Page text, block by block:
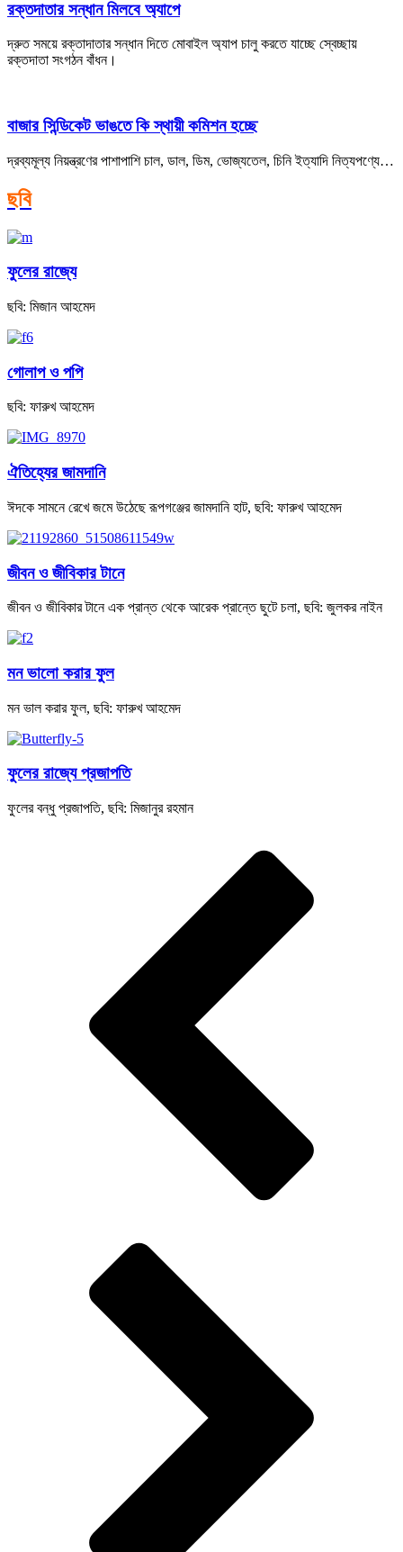
রক্তদাতার সন্ধান মিলবে অ্যাপে
দ্রুত সময়ে রক্তাদাতার সন্ধান দিতে মোবাইল অ্যাপ চালু করতে যাচ্ছে স্বেচ্ছায়
রক্তদাতা সংগঠন বাঁধন।
বাজার সিন্ডিকেট ভাঙতে কি স্থায়ী কমিশন হচ্ছে
দ্রব্যমূল্য নিয়ন্ত্রণের পাশাপাশি চাল, ডাল, ডিম, ভোজ্যতেল, চিনি ইত্যাদি নিত্যপণ্যে…
ছবি
ফুলের রাজ্যে
ছবি: মিজান আহমেদ
গোলাপ ও পপি
ছবি: ফারুখ আহমেদ
ঐতিহ্যের জামদানি
ঈদকে সামনে রেখে জমে উঠেছে রূপগঞ্জের জামদানি হাট, ছবি: ফারুখ আহমেদ
জীবন ও জীবিকার টানে
জীবন ও জীবিকার টানে এক প্রান্ত থেকে আরেক প্রান্তে ছুটে চলা, ছবি: জুলকর নাইন
মন ভালো করার ফুল
মন ভাল করার ফুল, ছবি: ফারুখ আহমেদ
ফুলের রাজ্যে প্রজাপতি
ফুলের বন্ধু প্রজাপতি, ছবি: মিজানুর রহমান